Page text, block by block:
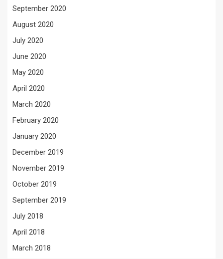
September 2020
August 2020
July 2020
June 2020
May 2020
April 2020
March 2020
February 2020
January 2020
December 2019
November 2019
October 2019
September 2019
July 2018
April 2018
March 2018